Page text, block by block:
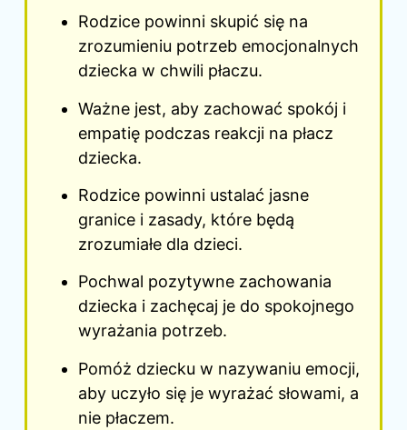
Rodzice powinni skupić się na
zrozumieniu potrzeb emocjonalnych
dziecka w chwili płaczu.
Ważne jest, aby zachować spokój i
empatię podczas reakcji na płacz
dziecka.
Rodzice powinni ustalać jasne
granice i zasady, które będą
zrozumiałe dla dzieci.
Pochwal pozytywne zachowania
dziecka i zachęcaj je do spokojnego
wyrażania potrzeb.
Pomóż dziecku w nazywaniu emocji,
aby uczyło się je wyrażać słowami, a
nie płaczem.